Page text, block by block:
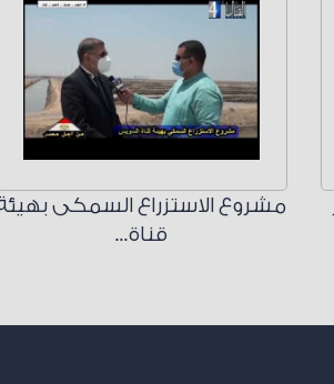
مشروع الاستزراع السمكى
قناة...